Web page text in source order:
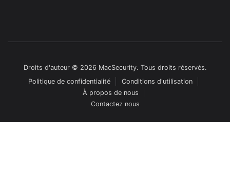
Droits d'auteur © 2026 MacSecurity. Tous droits réservés.
Politique de confidentialité
Conditions d'utilisation
À propos de nous
Contactez nous